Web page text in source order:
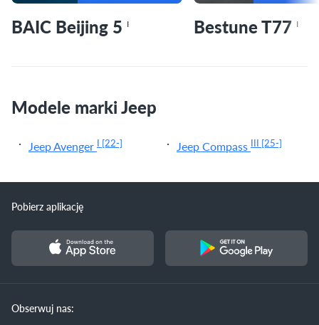
BAIC Beijing 5 I Bestune T77 I
Modele marki Jeep
Jeep Avenger I [22-] Jeep Compass III [25-]
Pobierz aplikację
Obserwuj nas: